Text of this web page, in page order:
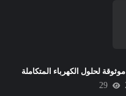
لحلول الكهرباء المتكاملة
29